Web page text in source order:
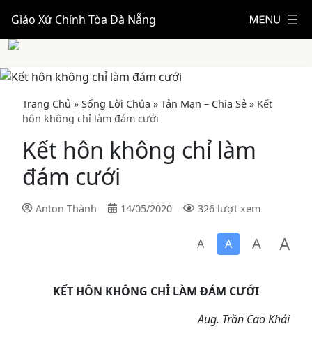
Giáo Xứ Chính Tòa Đà Nẵng
Trang Chủ » Sống Lời Chúa » Tản Mạn – Chia Sẻ » Kết
hôn không chỉ làm đám cưới
Kết hôn không chỉ làm
đám cưới
Anton Thành 14/05/2020 326 lượt xem
A A A A
KẾT HÔN KHÔNG CHỈ LÀM ĐÁM CƯỚI
Aug. Trần Cao Khải